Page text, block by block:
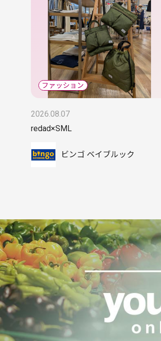
2026.08.07
redad×SML
ビンゴ ベイブルック